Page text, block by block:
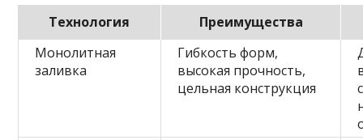
Технология
Преимущества
Монолитная
заливка
Гибкость форм,
высокая прочность,
цельная конструкция